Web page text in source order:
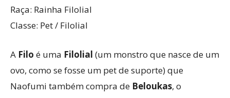
Raça: Rainha Filolial
Classe: Pet / Filolial
A Filo é uma Filolial (um monstro que nasce de um
ovo, como se fosse um pet de suporte) que
Naofumi também compra de Beloukas, o